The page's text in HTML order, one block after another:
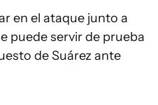
en el ataque junto a
puede servir de prueba
de Suárez ante